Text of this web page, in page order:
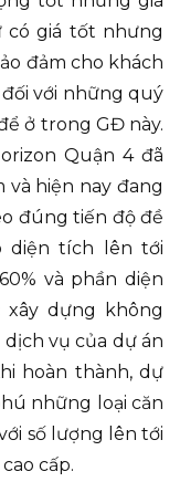
có giá tốt nhưng
đảm cho khách
với những quý
ở trong GĐ này.
Quận 4 đã
hiện nay đang
đúng tiến độ đề
diện tích lên tới
và phần diện
dựng không
vụ của dự án
hoàn thành, dự
những loại căn
số lượng lên tới
cấp.